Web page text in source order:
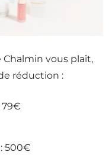
Chalmin vous plaît,
réduction :
79€
500€